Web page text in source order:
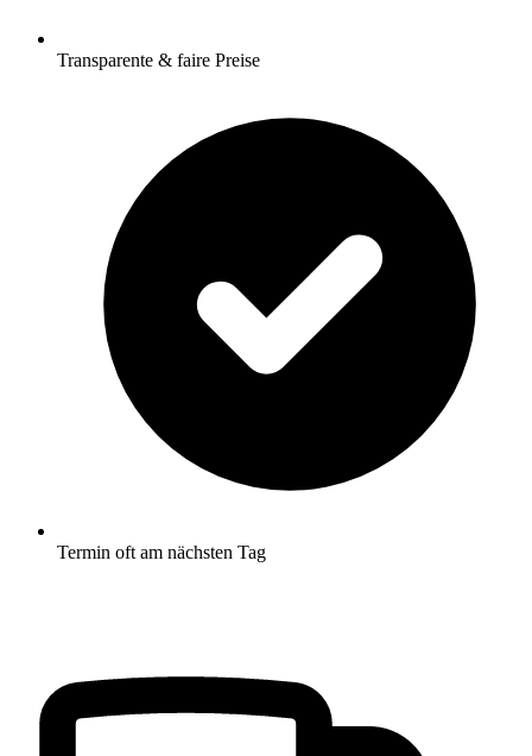
Transparente & faire Preise
Termin oft am nächsten Tag